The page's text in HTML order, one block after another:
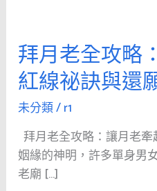
拜月老全攻略
紅線祕訣與還
未分類/r1
拜月老全攻略：讓月老
姻緣的神明，許多單身男
老廟 […]
拜
月
老
全
略：
求
姻